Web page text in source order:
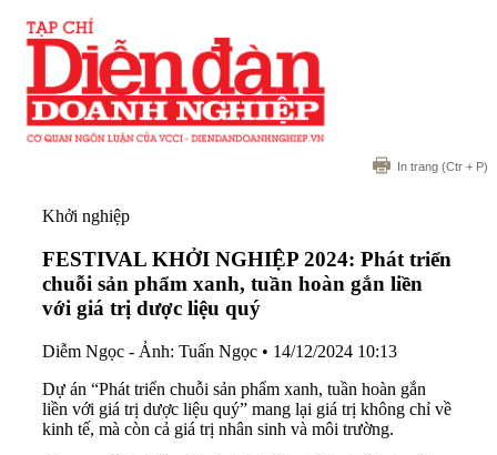
In trang (Ctr + P)
Khởi nghiệp
FESTIVAL KHỞI NGHIỆP 2024: Phát triển
chuỗi sản phẩm xanh, tuần hoàn gắn liền
với giá trị dược liệu quý
Diễm Ngọc - Ảnh: Tuấn Ngọc • 14/12/2024 10:13
Dự án “Phát triển chuỗi sản phẩm xanh, tuần hoàn gắn
liền với giá trị dược liệu quý” mang lại giá trị không chỉ về
kinh tế, mà còn cả giá trị nhân sinh và môi trường.